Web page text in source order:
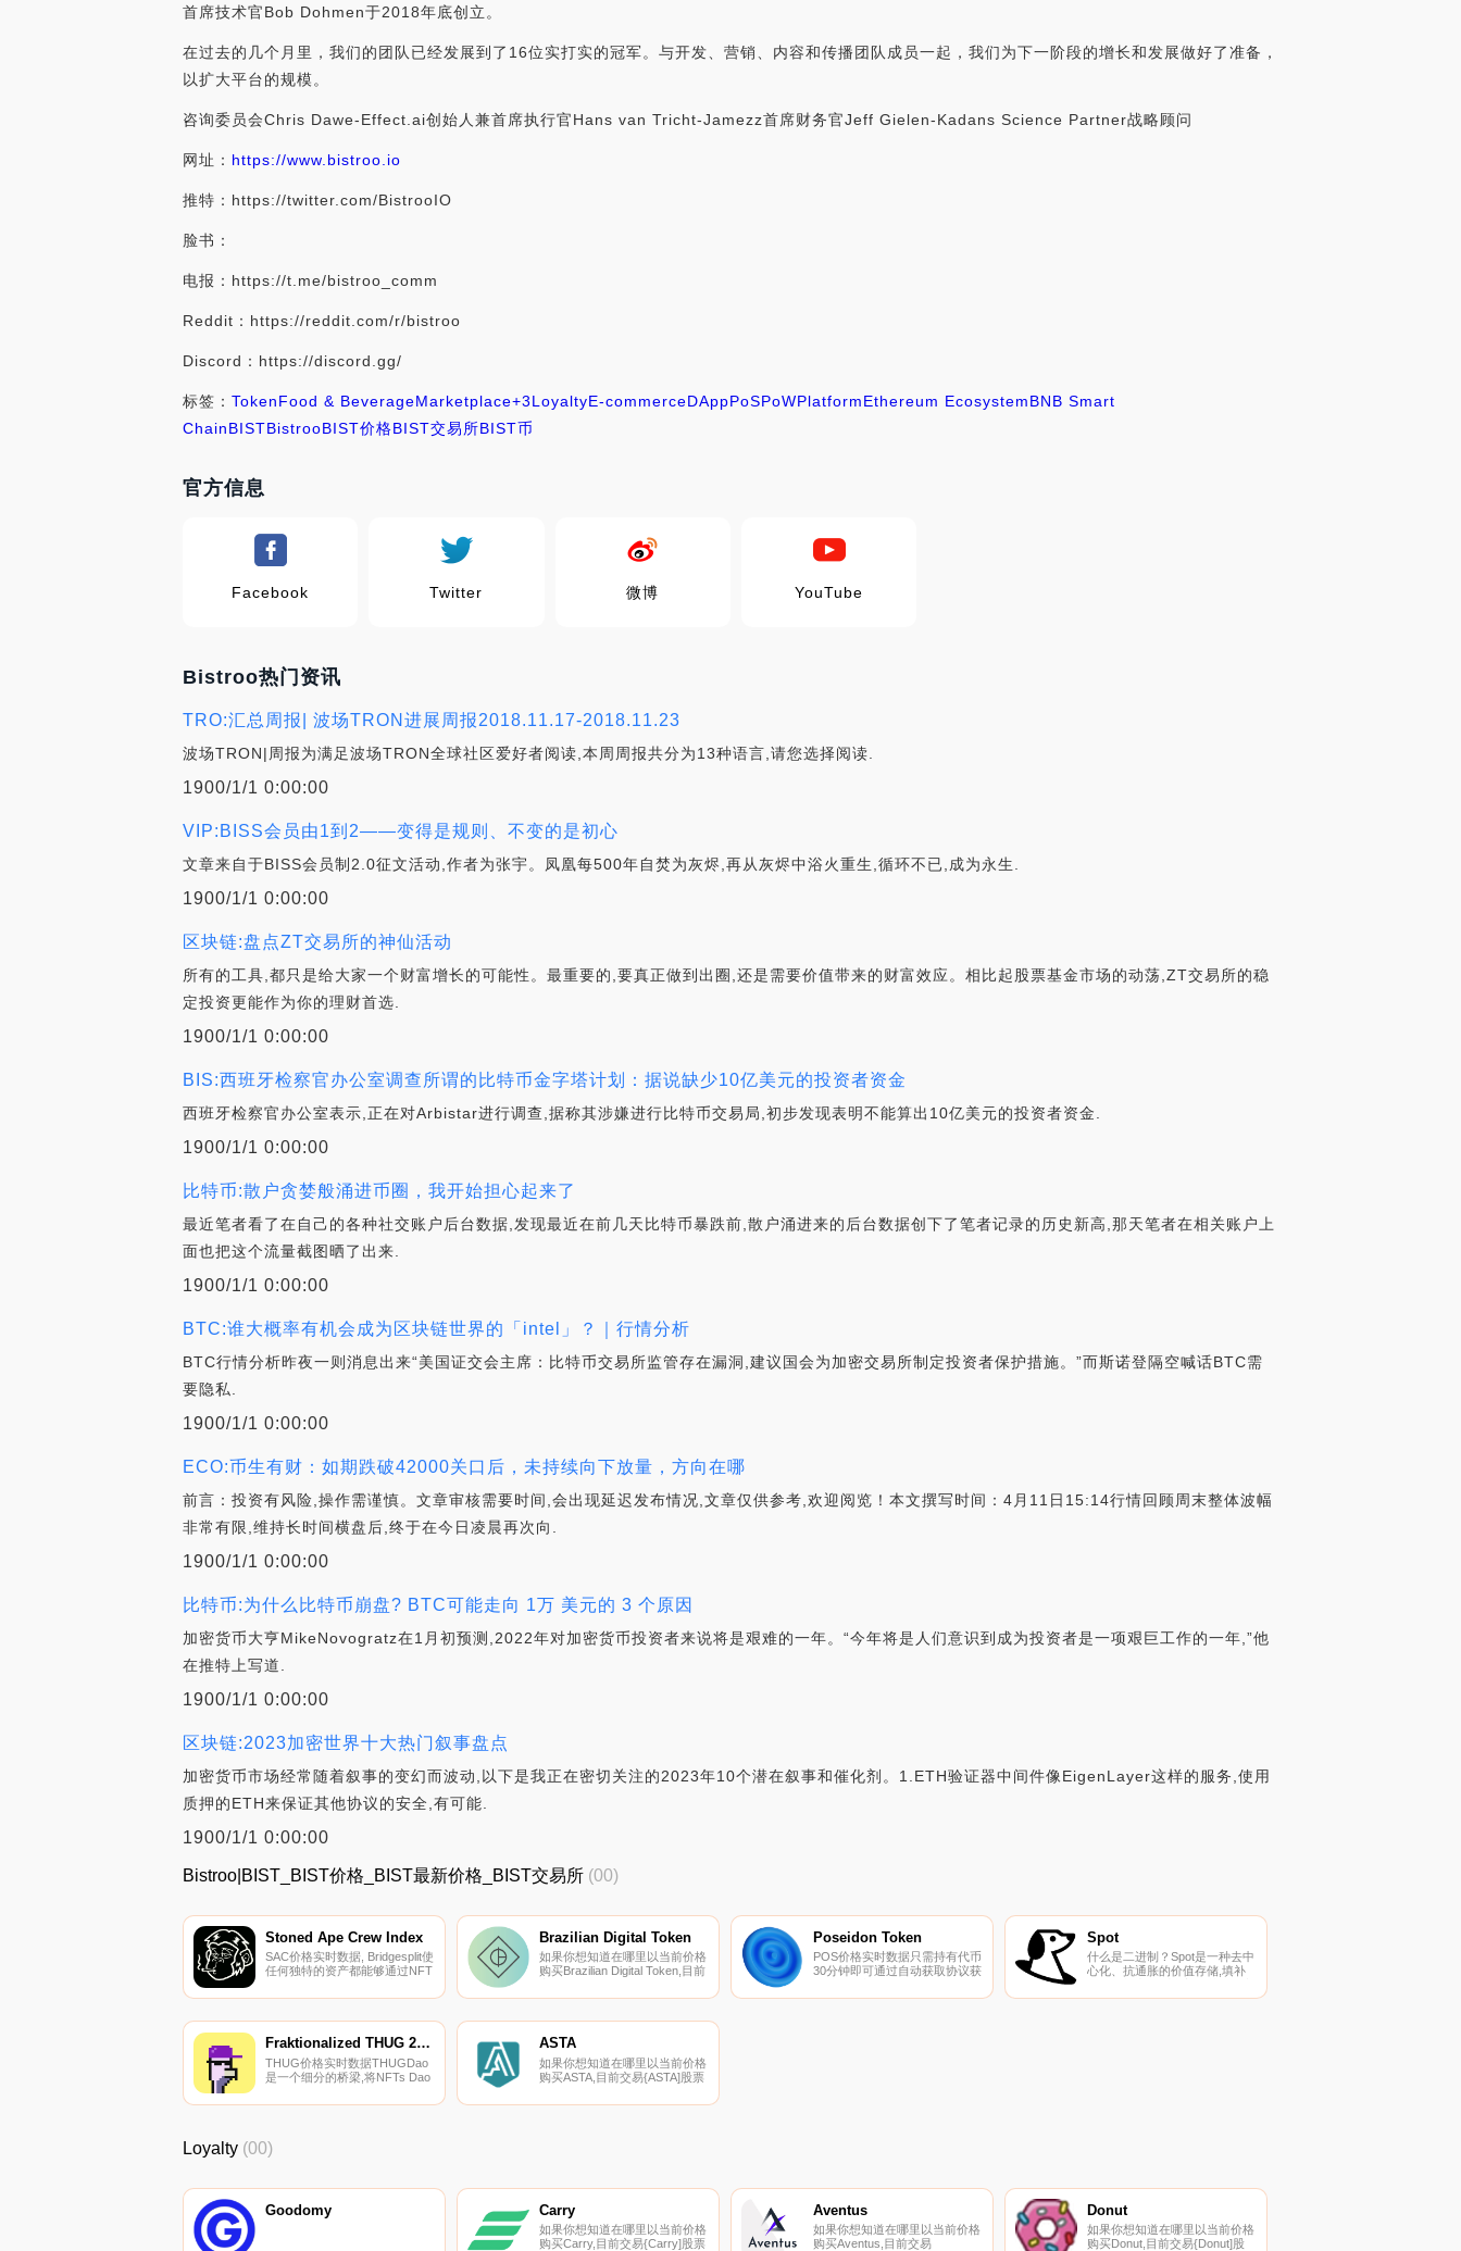
首席技术官Bob Dohmen于2018年底创立。
在过去的几个月里，我们的团队已经发展到了16位实打实的冠军。与开发、营销、内容和传播团队成员一起，我们为下一阶段的增长和发展做好了准备，
以扩大平台的规模。
咨询委员会Chris Dawe-Effect.ai创始人兼首席执行官Hans van Tricht-Jamezz首席财务官Jeff Gielen-Kadans Science Partner战略顾问
网址： https://www.bistroo.io
推特：https://twitter.com/BistrooIO
脸书：
电报：https://t.me/bistroo_comm
Reddit：https://reddit.com/r/bistroo
Discord：https://discord.gg/
标签： TokenFood & BeverageMarketplace+3LoyaltyE-commerceDAppPoSPoWPlatformEthereum EcosystemBNB Smart
ChainBISTBistrooBIST价格BIST交易所BIST币
官方信息
Facebook Twitter 微博 YouTube
Bistroo热门资讯
TRO:汇总周报| 波场TRON进展周报2018.11.17-2018.11.23
波场TRON|周报为满足波场TRON全球社区爱好者阅读,本周周报共分为13种语言,请您选择阅读.
1900/1/1 0:00:00
VIP:BISS会员由1到2——变得是规则、不变的是初心
文章来自于BISS会员制2.0征文活动,作者为张宇。凤凰每500年自焚为灰烬,再从灰烬中浴火重生,循环不已,成为永生.
1900/1/1 0:00:00
区块链:盘点ZT交易所的神仙活动
所有的工具,都只是给大家一个财富增长的可能性。最重要的,要真正做到出圈,还是需要价值带来的财富效应。相比起股票基金市场的动荡,ZT交易所的稳
定投资更能作为你的理财首选.
1900/1/1 0:00:00
BIS:西班牙检察官办公室调查所谓的比特币金字塔计划：据说缺少10亿美元的投资者资金
西班牙检察官办公室表示,正在对Arbistar进行调查,据称其涉嫌进行比特币交易局,初步发现表明不能算出10亿美元的投资者资金.
1900/1/1 0:00:00
比特币:散户贪婪般涌进币圈，我开始担心起来了
最近笔者看了在自己的各种社交账户后台数据,发现最近在前几天比特币暴跌前,散户涌进来的后台数据创下了笔者记录的历史新高,那天笔者在相关账户上
面也把这个流量截图晒了出来.
1900/1/1 0:00:00
BTC:谁大概率有机会成为区块链世界的「intel」？｜行情分析
BTC行情分析昨夜一则消息出来“美国证交会主席：比特币交易所监管存在漏洞,建议国会为加密交易所制定投资者保护措施。”而斯诺登隔空喊话BTC需
要隐私.
1900/1/1 0:00:00
ECO:币生有财：如期跌破42000关口后，未持续向下放量，方向在哪
前言：投资有风险,操作需谨慎。文章审核需要时间,会出现延迟发布情况,文章仅供参考,欢迎阅览！本文撰写时间：4月11日15:14行情回顾周末整体波幅
非常有限,维持长时间横盘后,终于在今日凌晨再次向.
1900/1/1 0:00:00
比特币:为什么比特币崩盘? BTC可能走向 1万 美元的 3 个原因
加密货币大亨MikeNovogratz在1月初预测,2022年对加密货币投资者来说将是艰难的一年。“今年将是人们意识到成为投资者是一项艰巨工作的一年,”他
在推特上写道.
1900/1/1 0:00:00
区块链:2023加密世界十大热门叙事盘点
加密货币市场经常随着叙事的变幻而波动,以下是我正在密切关注的2023年10个潜在叙事和催化剂。1.ETH验证器中间件像EigenLayer这样的服务,使用
质押的ETH来保证其他协议的安全,有可能.
1900/1/1 0:00:00
Bistroo|BIST_BIST价格_BIST最新价格_BIST交易所 (00)
Stoned Ape Crew Index
SAC价格实时数据, Bridgesplit使
任何独特的资产都能够通过NFT
收益生成。从市场到游戏的应用
员”"；NFT系列.
Brazilian Digital Token
如果你想知道在哪里以当前价格
购买Brazilian Digital Token,目前
票的顶级加密货币交易所是
到其他列表.
Poseidon Token
POS价格实时数据只需持有代币
30分钟即可通过自动获取协议获
Spot
什么是二进制？Spot是一种去中
心化、抗通胀的价值存储,填补
间的空白。它建立在Ampleforth
Fraktionalized THUG 2856
THUG价格实时数据THUGDao
是一个细分的桥梁,将NFTs Dao
ASTA
如果你想知道在哪里以当前价格
购买ASTA,目前交易{ASTA]股票
XT.COM、BitForex、ProBit
Loyalty (00)
Goodomy Carry
如果你想知道在哪里以当前价格
购买Carry,目前交易{Carry]股票
Aventus
如果你想知道在哪里以当前价格
购买Aventus,目前交易
Donut
如果你想知道在哪里以当前价格
购买Donut,目前交易{Donut]股